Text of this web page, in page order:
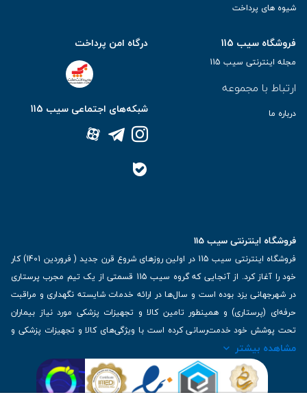
شیوه های پرداخت
فروشگاه سیب 115
مجله اینترنتی سیب 115
ارتباط با مجموعه
درباره ما
درگاه امن پرداخت
شبکه‌های اجتماعی سیب 115
فروشگاه اینترنتی سیب 115
فروشگاه اینترنتی سیب 115 در اولین روزهای شروع قرن جدید ( فروردین 1401) کار
خود را آغاز کرد. از آنجایی که گروه سیب 115 قسمتی از یک تیم مجرب پرستاری
در شهرجهانی یزد بوده است و سال‌ها در ارائه خدمات شایسته نگهداری و مراقبت
حرفه‌ای (پرستاری) و همینطور تامین کالا و تجهیزات پزشکی مورد نیاز بیماران
تحت پوشش خود خدمت‌رسانی کرده است با ویژگی‌های کالا و تجهیزات پزشکی و
برترین برندهای موجود در بازار اطلاعات بسیار ارزشمندی را دارا می‌باشد
مشاهده بیشتر